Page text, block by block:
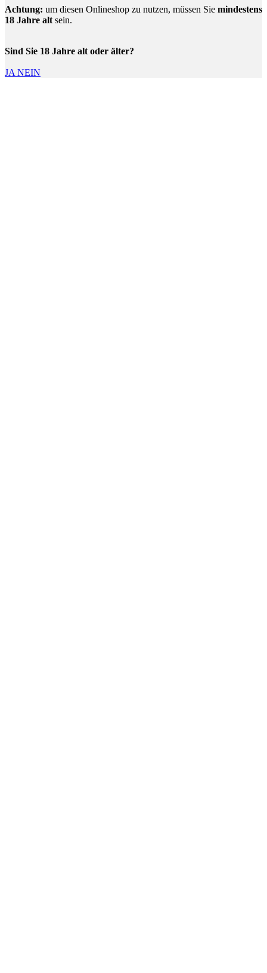
Achtung: um diesen Onlineshop zu nutzen, müssen Sie mindestens
18 Jahre altsein.
Sind Sie 18 Jahre alt oder älter?
JANEIN